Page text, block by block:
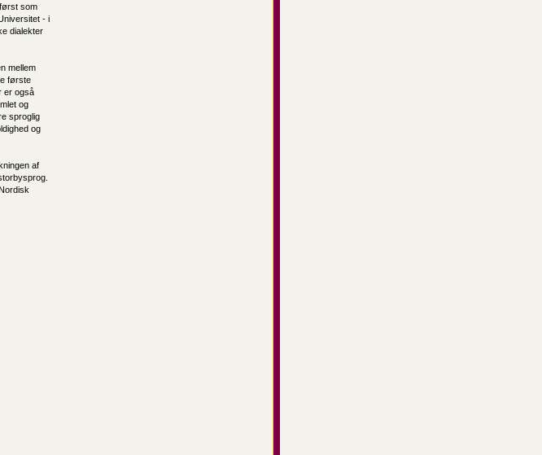
som
- i
dialekter
mellem
første
er også
og
sproglig
og
af